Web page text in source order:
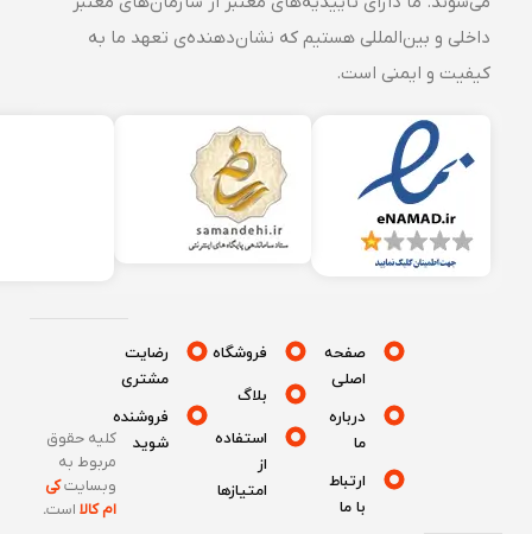
داخلی و بین‌المللی هستیم که نشان‌دهنده‌ی تعهد ما به
کیفیت و ایمنی است.
صفحه
درباره
ارتباط
فروشگاه
بلاگ
استفاده
امتیازها
رضایت
مشتری
فروشنده
شوید
کلیه حقوق
مربوط به
وبسایتکی
ام کالااست.